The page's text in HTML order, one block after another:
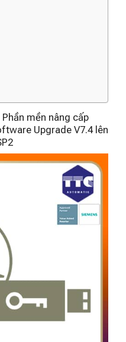
mền nâng cấp
Upgrade V7.4 lên